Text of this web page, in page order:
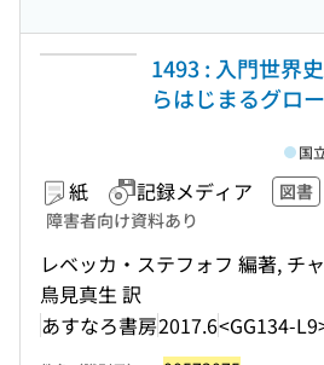
1493 : 入門世界
らはじまるグロ
紙 記録メディア 図書
障害者向け資料あり
レベッカ・ステフォフ 編著, チ
鳥見真生 訳
あすなろ書房2017.6<GG134-
国